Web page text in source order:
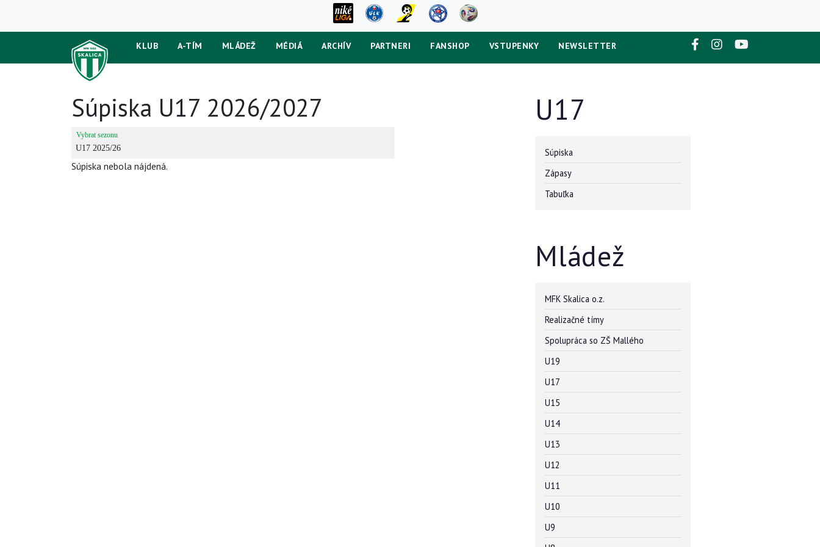
KLUB A-TÍM MLÁDEŽ MÉDIÁ ARCHÍV PARTNERI FANSHOP VSTUPENKY NEWSLETTER
Súpiska U17 2026/2027
Súpiska nebola nájdená.
U17
Súpiska
Zápasy
Tabuľka
Mládež
MFK Skalica o.z.
Realizačné tímy
Spolupráca so ZŠ Mallého
U19
U17
U15
U14
U13
U12
U11
U10
U9